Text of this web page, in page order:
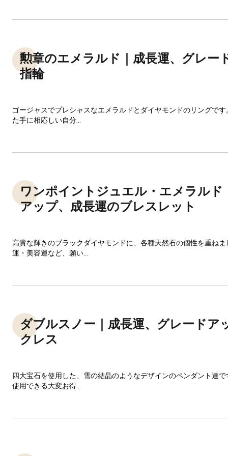
勲章のエメラルド｜成長運、グレー
指輪
ゴージャスでプレシャスなエメラルドとダイヤモンドのリングで
た手に相応しい自分...
ワンポイントジュエル・エメラルド
アップ、成長運のブレスレット
高貴な輝きのブラックダイヤモンドに、各種天然石の個性を重ね
運・美容運など、願い...
ダブルスノー｜成長運、グレードア
クレス
四大宝石を使用した、雪の結晶のようなデザインのペンダント達
使用できる大変お得...